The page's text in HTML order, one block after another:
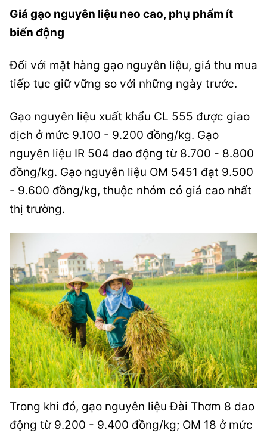
Giá gạo nguyên liệu neo cao, phụ phẩm ít
biến động
Đối với mặt hàng gạo nguyên liệu, giá thu mua
tiếp tục giữ vững so với những ngày trước.
Gạo nguyên liệu xuất khẩu CL 555 được giao
dịch ở mức 9.100 - 9.200 đồng/kg. Gạo
nguyên liệu IR 504 dao động từ 8.700 - 8.800
đồng/kg. Gạo nguyên liệu OM 5451 đạt 9.500
- 9.600 đồng/kg, thuộc nhóm có giá cao nhất
thị trường.
Trong khi đó, gạo nguyên liệu Đài Thơm 8 dao
động từ 9.200 - 9.400 đồng/kg; OM 18 ở mức